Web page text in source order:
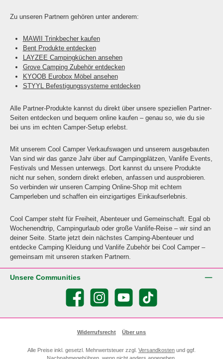
Zu unseren Partnern gehören unter anderem:
MAWII Trinkbecher kaufen
Bent Produkte entdecken
LAYZEE Campingküchen ansehen
Grove Camping Zubehör entdecken
KYOOB Eurobox Möbel ansehen
STYYL Befestigungssysteme entdecken
Alle Partner-Produkte kannst du direkt über unsere speziellen Partner-
Seiten entdecken und bequem online kaufen – genau so, wie du sie
bei uns im echten Camper-Setup erlebst.
Mit unserem Cool Camper Verkaufswagen und unserem ausgebauten
Van sind wir das ganze Jahr über auf Campingplätzen, Vanlife Events,
Festivals und Messen unterwegs. Dort kannst du unsere Produkte
nicht nur sehen, sondern direkt erleben, anfassen und ausprobieren.
So verbinden wir unseren Camping Online-Shop mit echtem
Camperleben und schaffen ein einzigartiges Einkaufserlebnis.
Cool Camper steht für Freiheit, Abenteuer und Gemeinschaft. Egal ob
Wochenendtrip, Campingurlaub oder große Vanlife-Reise – wir sind an
deiner Seite. Starte jetzt dein nächstes Camping-Abenteuer und
entdecke Camping Kleidung und Vanlife Zubehör bei Cool Camper –
gemeinsam mit unseren starken Partnern.
Unsere Communities
Facebook Instagram YouTube TikTok
Widerrufsrecht Über uns
Alle Preise inkl. gesetzl. Mehrwertsteuer zzgl. Versandkosten und ggf.